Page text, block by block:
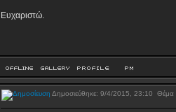
Ευχαριστώ.
Δημοσιεύθηκε: 9/4/2015, 23:10 Θέμα